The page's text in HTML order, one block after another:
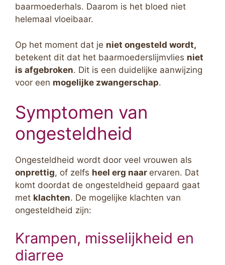
baarmoederhals. Daarom is het bloed niet
helemaal vloeibaar.
Op het moment dat je niet ongesteld wordt,
betekent dit dat het baarmoederslijmvlies niet
is afgebroken. Dit is een duidelijke aanwijzing
voor een mogelijke zwangerschap.
Symptomen van
ongesteldheid
Ongesteldheid wordt door veel vrouwen als
onprettig, of zelfs heel erg naar ervaren. Dat
komt doordat de ongesteldheid gepaard gaat
met klachten. De mogelijke klachten van
ongesteldheid zijn:
Krampen, misselijkheid en
diarree